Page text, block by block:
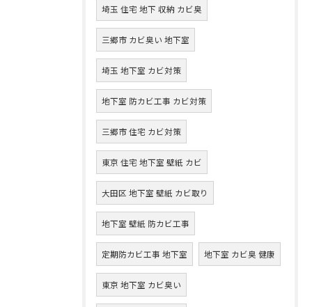
埼玉 住宅 地下 収納 カビ臭
三郷市 カビ臭い 地下室
埼玉 地下室 カビ対策
地下室 防カビ工事 カビ対策
三郷市 住宅 カビ対策
東京 住宅 地下室 壁紙 カビ
大田区 地下室 壁紙 カビ取り
地下室 壁紙 防カビ工事
定期防カビ工事 地下室 地下室 カビ臭 健康
東京 地下室 カビ臭い